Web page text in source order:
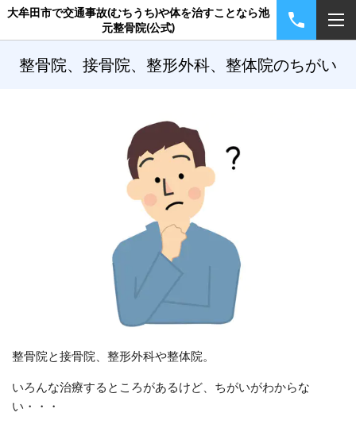
大牟田市で交通事故(むちうち)や体を治すことなら池
元整骨院(公式)
整骨院、接骨院、整形外科、整体院のちがい
整骨院と接骨院、整形外科や整体院。
いろんな治療するところがあるけど、ちがいがわからな
い・・・